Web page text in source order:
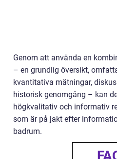
Genom att använda en
– en grundlig översikt,
kvantitativa mätningar,
historisk genomgång – kan
högkvalitativ och informativ
som är på jakt efter
badrum.